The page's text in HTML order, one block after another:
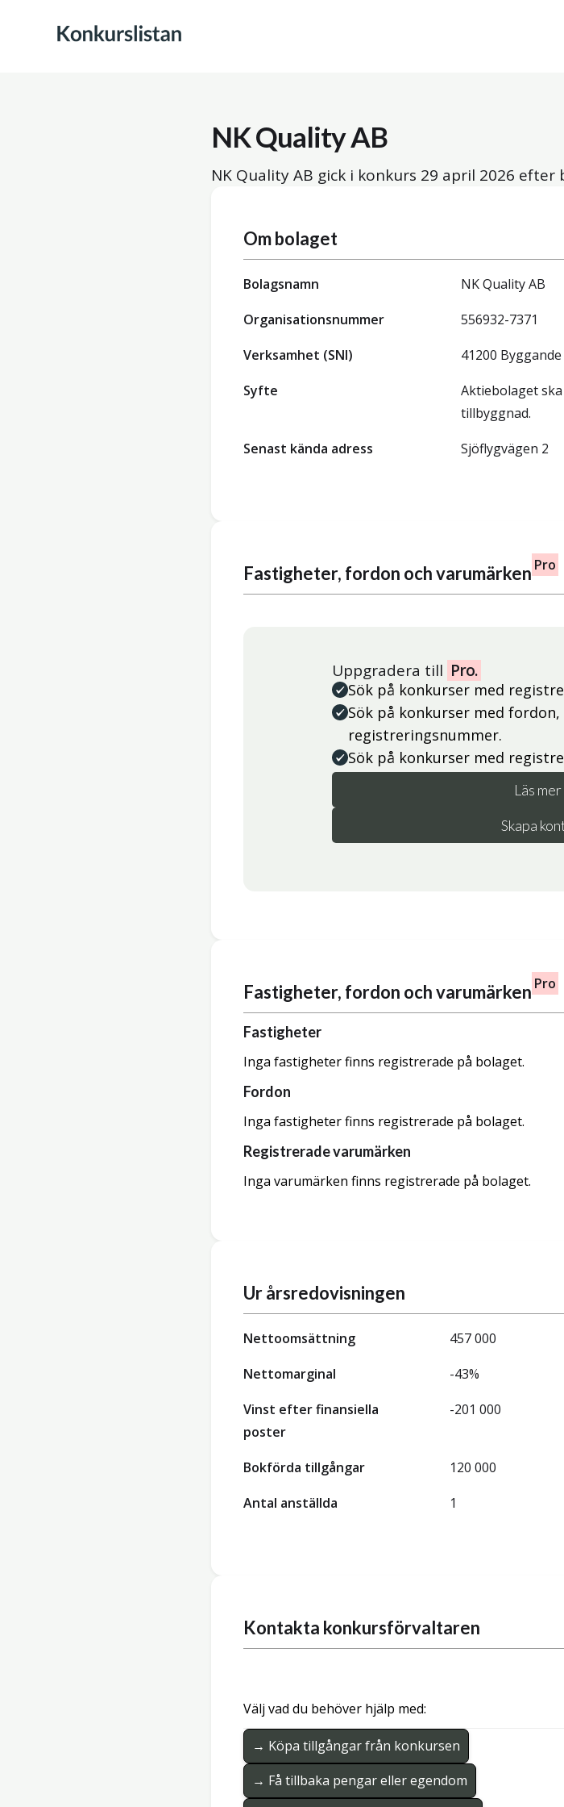
NK Quality AB
NK Quality AB gick i konkurs 29 april 2026 efter
Om bolaget
Bolagsnamn
NK Quality AB
Organisationsnummer
556932-7371
Verksamhet (SNI)
41200
Syfte
Aktiebolaget
tillbyggnad.
Senast kända adress
Sjöflygvägen 2
Fastigheter, fordon och varumärken Pro
Uppgradera till Pro.
Sök på konkurser med
Sök på konkurser med fordon,
registreringsnummer.
Sök på konkurser med
Läs mer
Skapa
Fastigheter, fordon och varumärken Pro
Fastigheter
Inga fastigheter finns registrerade på bolaget.
Fordon
Inga fastigheter finns registrerade på bolaget.
Registrerade varumärken
Inga varumärken finns registrerade på bolaget.
Ur årsredovisningen
Nettoomsättning
457 000
Nettomarginal
-43%
Vinst efter finansiella
poster
-201 000
Bokförda tillgångar
120 000
Antal anställda
1
Kontakta konkursförvaltaren
Välj vad du behöver hjälp med:
→ Köpa tillgångar från konkursen
→ Få tillbaka pengar eller egendom